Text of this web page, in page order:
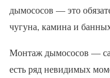
дымососов — это
чугуна, камина и
Монтаж дымососов —
есть ряд невидимых